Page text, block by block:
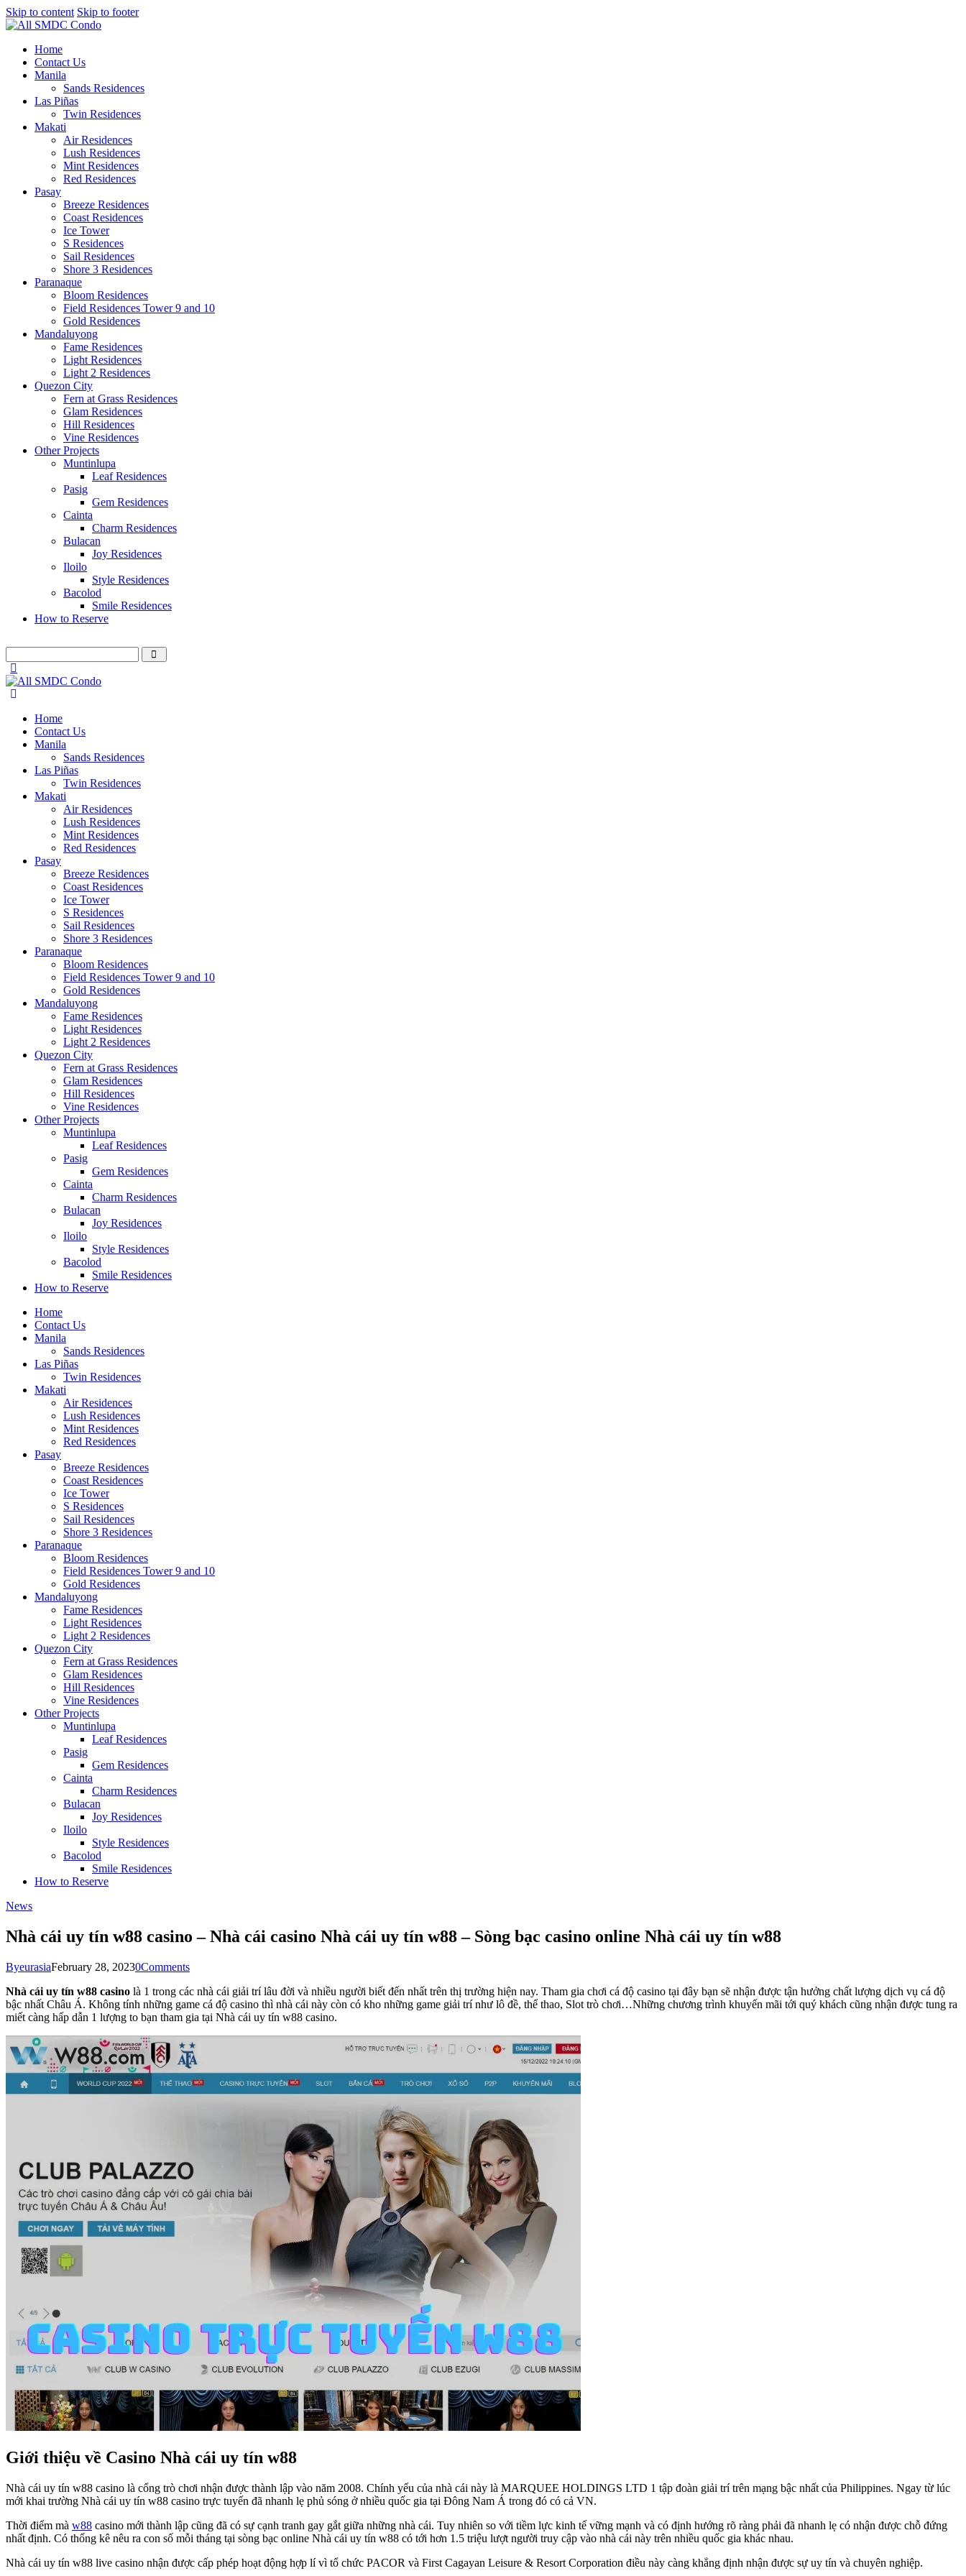
Skip to content Skip to footer
Home
Contact Us
Manila
Sands Residences
Las Piñas
Twin Residences
Makati
Air Residences
Lush Residences
Mint Residences
Red Residences
Pasay
Breeze Residences
Coast Residences
Ice Tower
S Residences
Sail Residences
Shore 3 Residences
Paranaque
Bloom Residences
Field Residences Tower 9 and 10
Gold Residences
Mandaluyong
Fame Residences
Light Residences
Light 2 Residences
Quezon City
Fern at Grass Residences
Glam Residences
Hill Residences
Vine Residences
Other Projects
Muntinlupa
Leaf Residences
Pasig
Gem Residences
Cainta
Charm Residences
Bulacan
Joy Residences
Iloilo
Style Residences
Bacolod
Smile Residences
How to Reserve
Home
Contact Us
Manila
Sands Residences
Las Piñas
Twin Residences
Makati
Air Residences
Lush Residences
Mint Residences
Red Residences
Pasay
Breeze Residences
Coast Residences
Ice Tower
S Residences
Sail Residences
Shore 3 Residences
Paranaque
Bloom Residences
Field Residences Tower 9 and 10
Gold Residences
Mandaluyong
Fame Residences
Light Residences
Light 2 Residences
Quezon City
Fern at Grass Residences
Glam Residences
Hill Residences
Vine Residences
Other Projects
Muntinlupa
Leaf Residences
Pasig
Gem Residences
Cainta
Charm Residences
Bulacan
Joy Residences
Iloilo
Style Residences
Bacolod
Smile Residences
How to Reserve
Home
Contact Us
Manila
Sands Residences
Las Piñas
Twin Residences
Makati
Air Residences
Lush Residences
Mint Residences
Red Residences
Pasay
Breeze Residences
Coast Residences
Ice Tower
S Residences
Sail Residences
Shore 3 Residences
Paranaque
Bloom Residences
Field Residences Tower 9 and 10
Gold Residences
Mandaluyong
Fame Residences
Light Residences
Light 2 Residences
Quezon City
Fern at Grass Residences
Glam Residences
Hill Residences
Vine Residences
Other Projects
Muntinlupa
Leaf Residences
Pasig
Gem Residences
Cainta
Charm Residences
Bulacan
Joy Residences
Iloilo
Style Residences
Bacolod
Smile Residences
How to Reserve
News
Nhà cái uy tín w88 casino – Nhà cái casino Nhà cái uy tín w88 – Sòng bạc casino online Nhà cái uy tín w88
ByeurasiaFebruary 28, 20230Comments
Nhà cái uy tín w88 casino là 1 trong các nhà cái giải trí lâu đời và nhiều người biết đến nhất trên thị trường hiện nay. Tham gia chơi cá độ casino tại đây bạn sẽ nhận được tận hưởng chất lượng dịch vụ cá độ
bậc nhất Châu Á. Không tính những game cá độ casino thì nhà cái này còn có kho những game giải trí như lô đề, thể thao, Slot trò chơi…Những chương trình khuyến mãi tới quý khách cũng nhận được tung ra
miết càng hấp dẫn 1 lượng to bạn tham gia tại Nhà cái uy tín w88 casino.
Giới thiệu về Casino Nhà cái uy tín w88
Nhà cái uy tín w88 casino là cổng trò chơi nhận được thành lập vào năm 2008. Chính yếu của nhà cái này là MARQUEE HOLDINGS LTD 1 tập đoàn giải trí trên mạng bậc nhất của Philippines. Ngay từ lúc
mới khai trường Nhà cái uy tín w88 casino trực tuyến đã nhanh lẹ phủ sóng ở nhiều quốc gia tại Đông Nam Á trong đó có cả VN.
Thời điểm mà w88 casino mới thành lập cũng đã có sự cạnh tranh gay gắt giữa những nhà cái. Tuy nhiên so với tiềm lực kinh tế vững mạnh và có định hướng rõ ràng phải đã nhanh lẹ có nhận được chỗ đứng
nhất định. Có thống kê nêu ra con số mỗi tháng tại sòng bạc online Nhà cái uy tín w88 có tới hơn 1.5 triệu lượt người truy cập vào nhà cái này trên nhiều quốc gia khác nhau.
Nhà cái uy tín w88 live casino nhận được cấp phép hoạt động hợp lí vì tổ chức PACOR và First Cagayan Leisure & Resort Corporation điều này càng khẳng định nhận được sự uy tín và chuyên nghiệp.